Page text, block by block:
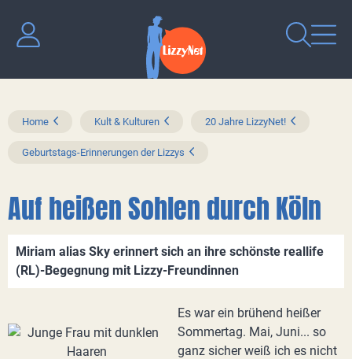
Home Kult & Kulturen 20 Jahre LizzyNet!
Geburtstags-Erinnerungen der Lizzys
Auf heißen Sohlen durch Köln
Miriam alias Sky erinnert sich an ihre schönste reallife
(RL)-Begegnung mit Lizzy-Freundinnen
Es war ein brühend heißer
Sommertag. Mai, Juni... so
ganz sicher weiß ich es nicht